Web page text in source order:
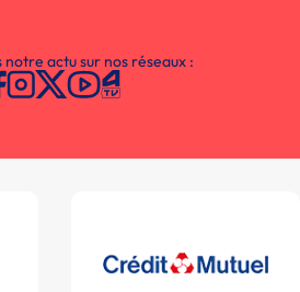
notre actu sur nos réseaux :